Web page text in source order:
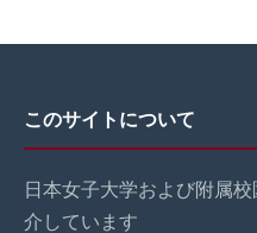
このサイトについて
日本女子大学および附属
介しています